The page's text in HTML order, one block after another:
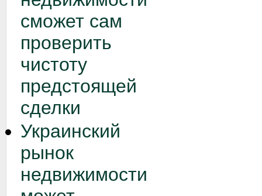
сможет сам
проверить
чистоту
предстоящей
сделки
Украинский
рынок
недвижимости